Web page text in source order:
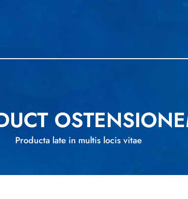
Producta late in multis locis vitae